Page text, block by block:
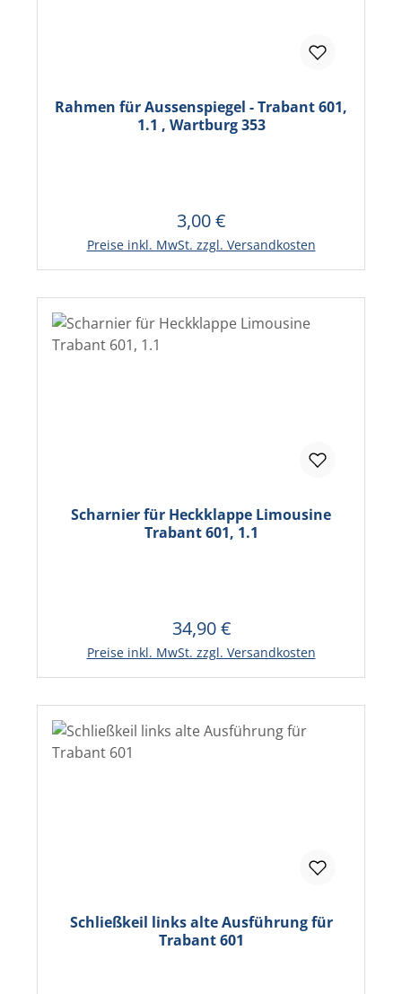
Rahmen für Aussenspiegel - Trabant 601,
1.1 , Wartburg 353
Regulärer Preis:
3,00 €
Preise inkl. MwSt. zzgl. Versandkosten
In den Warenkorb
Scharnier für Heckklappe Limousine
Trabant 601, 1.1
Regulärer Preis:
34,90 €
Preise inkl. MwSt. zzgl. Versandkosten
Schließkeil links alte Ausführung für
Trabant 601